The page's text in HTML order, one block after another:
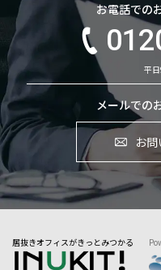
お電話での
平
メールでの
お
居抜きオフィスがきっとみつかる